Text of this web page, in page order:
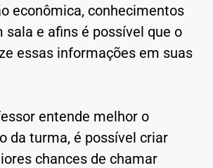
econômica, conhecimentos
sala e afins é possível que o
essas informações em suas
entende melhor o
da turma, é possível criar
chances de chamar